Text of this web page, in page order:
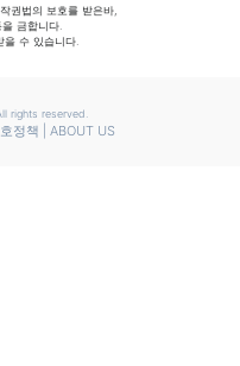
권법의 보호를 받은바,
금합니다.
수 있습니다.
rights reserved.
정책 ABOUT US